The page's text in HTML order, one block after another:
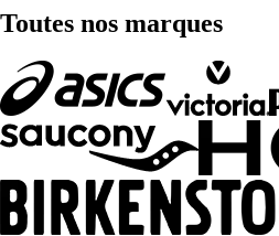
Toutes nos marques